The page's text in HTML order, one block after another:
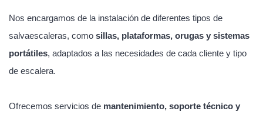
Nos encargamos de la instalación de diferentes tipos de
salvaescaleras, como sillas, plataformas, orugas y sistemas
portátiles, adaptados a las necesidades de cada cliente y tipo
de escalera.
Ofrecemos servicios de mantenimiento, soporte técnico y